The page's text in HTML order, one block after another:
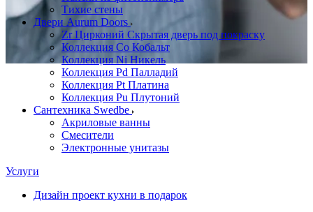
Тихие стены
Двери Aurum Doors
Zr Цирконий Скрытая дверь под покраску
Коллекция Co Кобальт
Коллекция Ni Никель
Коллекция Pd Палладий
Коллекция Pt Платина
Коллекция Pu Плутоний
Сантехника Swedbe
Акриловые ванны
Смесители
Электронные унитазы
Услуги
Дизайн проект кухни в подарок